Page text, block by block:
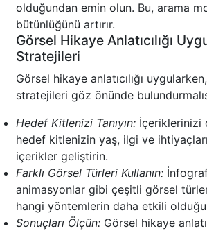
olduğundan emin olun. Bu, arama
bütünlüğünü artırır.
Görsel Hikaye Anlatıcılığı
Stratejileri
Görsel hikaye anlatıcılığı
stratejileri göz önünde
Hedef Kitlenizi Tanıyın: İçeriklerinizi
hedef kitlenizin yaş, ilgi ve
içerikler geliştirin.
Farklı Görsel Türleri Kullanın:
animasyonlar gibi çeşitli görsel
hangi yöntemlerin daha etkili
Sonuçları Ölçün: Görsel hikaye